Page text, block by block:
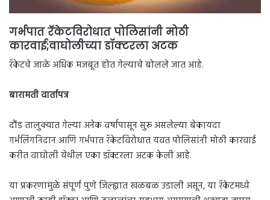
गर्भपात रॅकेटविरोधात पोलिसांनी मोठी
कारवाई;वाघोलीच्या डॉक्टरला अटक
रॅकेटचे जाळे अधिक मजबूत होत गेल्याचे बोलले जात आहे.
बारामती वार्तापत्र
दौंड तालुक्यात गेल्या अनेक वर्षांपासून सुरू असलेल्या बेकायदा
गर्भलिंगनिदान आणि गर्भपात रॅकेटविरोधात यवत पोलिसांनी मोठी कारवाई
करीत वाघोली येथील एका डॉक्टरला अटक केली आहे.
या प्रकरणामुळे संपूर्ण पुणे जिल्ह्यात खळबळ उडाली असून, या रॅकेटमध्ये